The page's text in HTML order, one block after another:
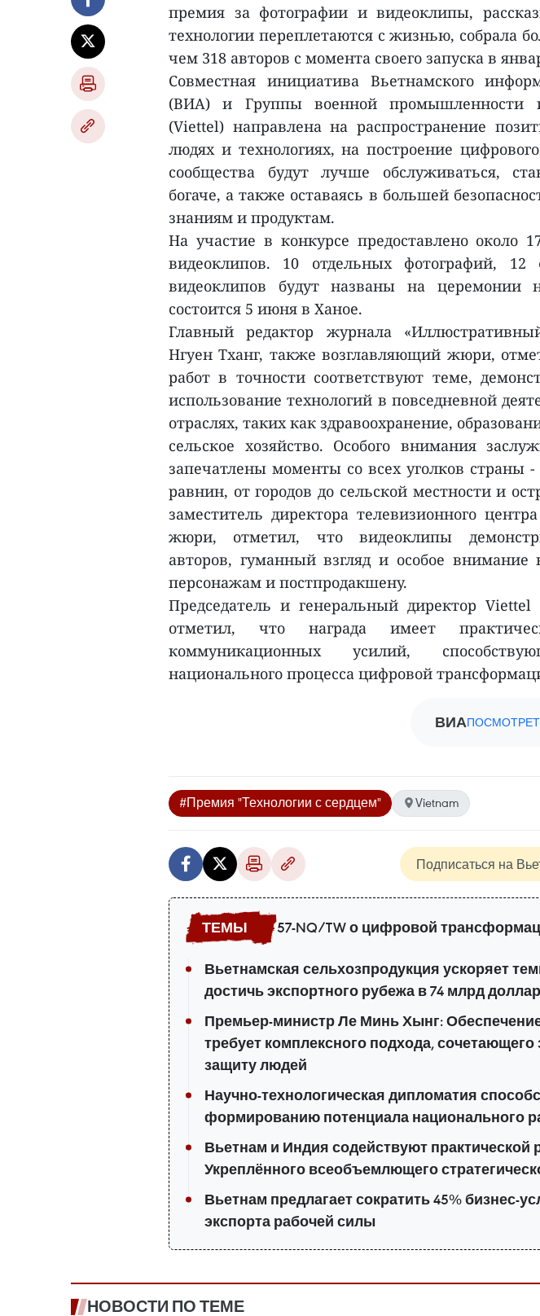
премия за фотографии и видеоклипы,
технологии переплетаются с жизнью, собрала
чем 318 авторов с момента своего запуска в
Совместная инициатива Вьетнамского
(ВИA) и Группы военной промышленности
(Viettel) направлена на распространение
людях и технологиях, на построение
сообщества будут лучше обслуживаться,
богаче, а также оставаясь в большей
знаниям и продуктам.
На участие в конкурсе предоставлено около
видеоклипов. 10 отдельных фотографий,
видеоклипов будут названы на церемонии
состоится 5 июня в Ханое.
Главный редактор журнала
Нгуен Тханг, также возглавляющий жюри,
работ в точности соответствуют теме,
использование технологий в повседневной
отраслях, таких как здравоохранение,
сельское хозяйство. Особого внимания
запечатлены моменты со всех уголков страны
равнин, от городов до сельской местности и
заместитель директора телевизионного
жюри, отметил, что видеоклипы
авторов, гуманный взгляд и особое
персонажам и постпродакшену.
Председатель и генеральный директор
отметил, что награда имеет
коммуникационных усилий,
национального процесса цифровой
ВИА
#Премия "Технологии с сердцем" Vietnam
Подписаться на
57-NQ/TW о цифровой
Вьетнамская сельхозпродукция ускоряет
достичь экспортного рубежа в 74 млрд
Премьер-министр Ле Минь Хынг:
требует комплексного подхода, сочетающего
защиту людей
Научно-технологическая дипломатия
формированию потенциала национального
Вьетнам и Индия содействуют практической
Укреплённого всеобъемлющего
Вьетнам предлагает сократить 45% бизнес-
экспорта рабочей силы
НОВОСТИ ПО ТЕМЕ